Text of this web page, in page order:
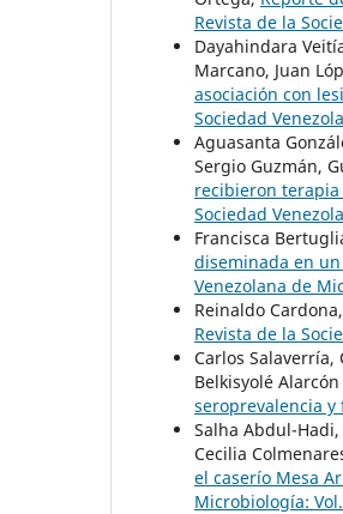
Revista de la
Dayahindara
Marcano, Juan
asociación con
Sociedad
Aguasanta
Sergio Guzmán,
recibieron terapia
Sociedad
Francisca
diseminada en
Venezolana de
Reinaldo Cardona,
Revista de la
Carlos Salaverría,
Belkisyolé
seroprevalencia
Salha Abdul-
Cecilia
el caserío Mesa
Microbiología: